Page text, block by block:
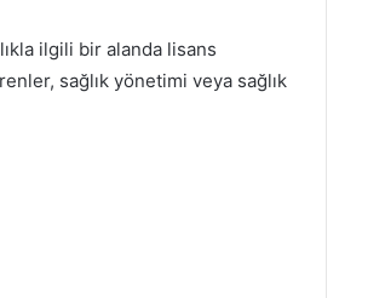
ilgili bir alanda lisans
sağlık yönetimi veya sağlık